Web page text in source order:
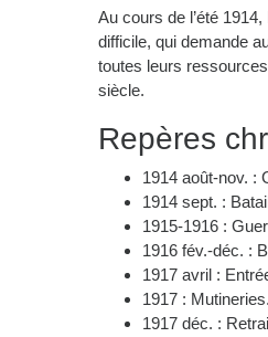
Au cours de l’été
difficile, qui demande
toutes leurs
siècle.
Repères
1914 août-nov. :
1914 sept. :
1915-1916 :
1916 fév.-déc. :
1917 avril :
1917 : Mutineries.
1917 déc. :